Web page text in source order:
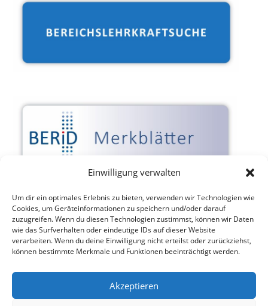
Einwilligung verwalten
Um dir ein optimales Erlebnis zu bieten, verwenden wir Technologien wie
Cookies, um Geräteinformationen zu speichern und/oder darauf
zuzugreifen. Wenn du diesen Technologien zustimmst, können wir Daten
wie das Surfverhalten oder eindeutige IDs auf dieser Website
verarbeiten. Wenn du deine Einwilligung nicht erteilst oder zurückziehst,
können bestimmte Merkmale und Funktionen beeinträchtigt werden.
Akzeptieren